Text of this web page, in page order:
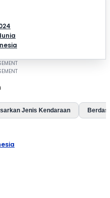
Jenis Kendaraan